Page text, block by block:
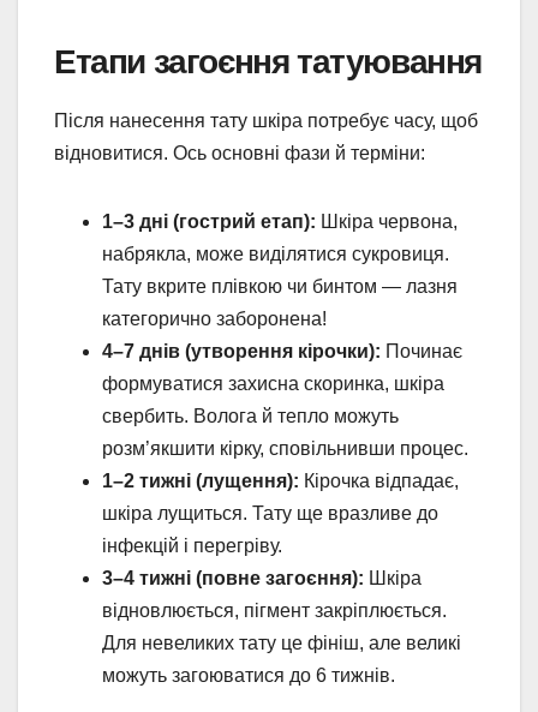
Етапи загоєння татуювання
Після нанесення тату шкіра потребує часу, щоб
відновитися. Ось основні фази й терміни:
1–3 дні (гострий етап): Шкіра червона,
набрякла, може виділятися сукровиця.
Тату вкрите плівкою чи бинтом — лазня
категорично заборонена!
4–7 днів (утворення кірочки): Починає
формуватися захисна скоринка, шкіра
свербить. Волога й тепло можуть
розм’якшити кірку, сповільнивши процес.
1–2 тижні (лущення): Кірочка відпадає,
шкіра лущиться. Тату ще вразливе до
інфекцій і перегріву.
3–4 тижні (повне загоєння): Шкіра
відновлюється, пігмент закріплюється.
Для невеликих тату це фініш, але великі
можуть загоюватися до 6 тижнів.